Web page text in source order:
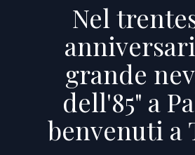
Nel
grande
dell'85" a
benvenuti a